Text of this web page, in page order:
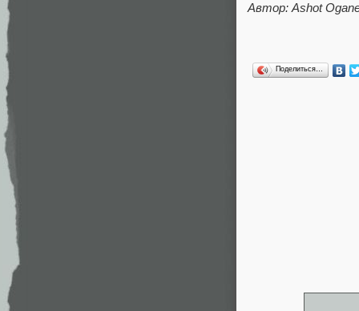
Автор: Ashot
Поделиться…